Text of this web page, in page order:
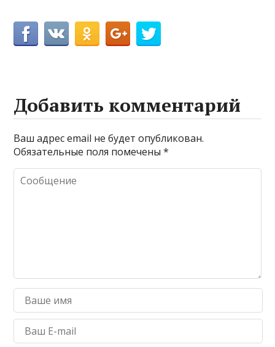
Добавить комментарий
Ваш адрес email не будет опубликован.
Обязательные поля помечены*